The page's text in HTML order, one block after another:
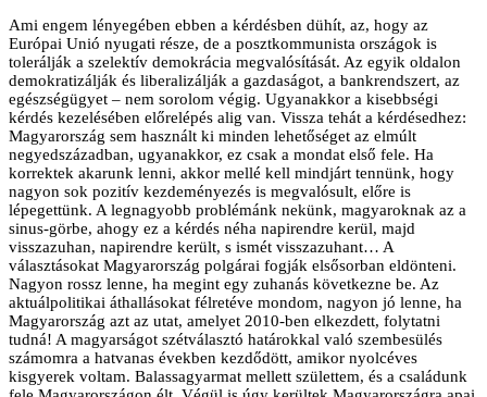
Ami engem lényegében ebben a kérdésben dühít, az, hogy az
Európai Unió nyugati része, de a posztkommunista országok is
tolerálják a szelektív demokrácia megvalósítását. Az egyik oldalon
demokratizálják és liberalizálják a gazdaságot, a bankrendszert, az
egészségügyet – nem sorolom végig. Ugyanakkor a kisebbségi
kérdés kezelésében előrelépés alig van. Vissza tehát a kérdésedhez:
Magyarország sem használt ki minden lehetőséget az elmúlt
negyedszázadban, ugyanakkor, ez csak a mondat első fele. Ha
korrektek akarunk lenni, akkor mellé kell mindjárt tennünk, hogy
nagyon sok pozitív kezdeményezés is megvalósult, előre is
lépegettünk. A legnagyobb problémánk nekünk, magyaroknak az a
sinus-görbe, ahogy ez a kérdés néha napirendre kerül, majd
visszazuhan, napirendre került, s ismét visszazuhant… A
választásokat Magyarország polgárai fogják elsősorban eldönteni.
Nagyon rossz lenne, ha megint egy zuhanás következne be. Az
aktuálpolitikai áthallásokat félretéve mondom, nagyon jó lenne, ha
Magyarország azt az utat, amelyet 2010-ben elkezdett, folytatni
tudná! A magyarságot szétválasztó határokkal való szembesülés
számomra a hatvanas években kezdődött, amikor nyolcéves
kisgyerek voltam. Balassagyarmat mellett születtem, és a családunk